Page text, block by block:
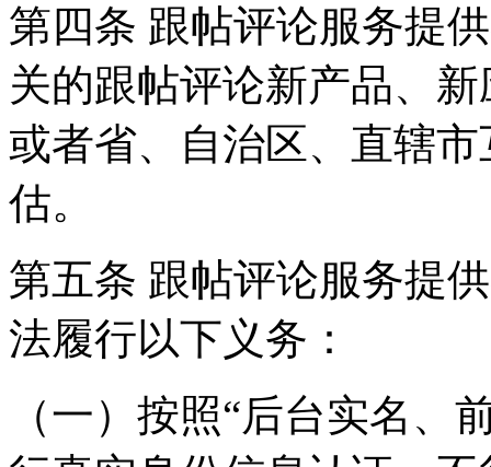
第四条 跟帖评论服务提
关的跟帖评论新产品、
或者省、自治区、直辖
估。
第五条 跟帖评论服务提
法履行以下义务：
（一）按照“后台实名、